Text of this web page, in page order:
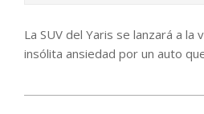
La SUV del Yaris se lanzará a la
insólita ansiedad por un auto